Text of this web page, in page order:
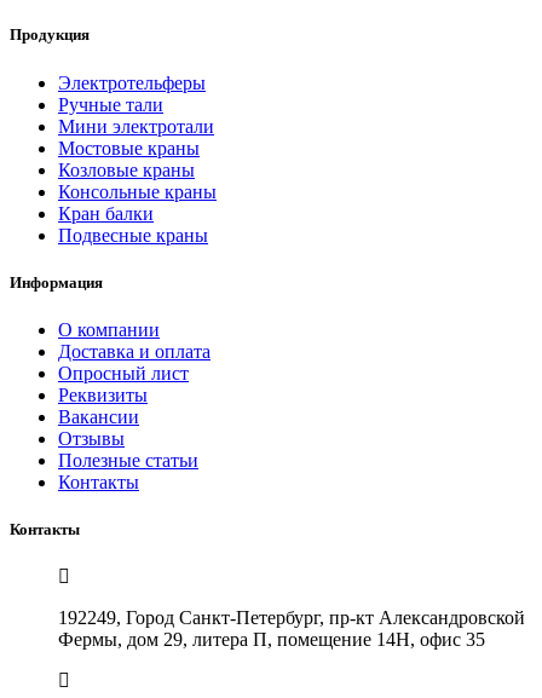
Продукция
Электротельферы
Ручные тали
Мини электротали
Мостовые краны
Козловые краны
Консольные краны
Кран балки
Подвесные краны
Информация
О компании
Доставка и оплата
Опросный лист
Реквизиты
Вакансии
Отзывы
Полезные статьи
Контакты
Контакты
192249, Город Санкт-Петербург, пр-кт Александровской
Фермы, дом 29, литера П, помещение 14Н, офис 35